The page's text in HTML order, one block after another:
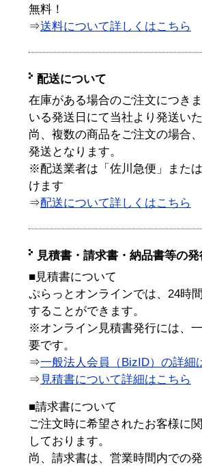
無料！
⇒送料について詳しくはこちら
配送について
在庫がある場合のご注文につき
いる発送日にて当社より発送い
尚、複数の商品をご注文の場合
発送となります。
※配送業者は「佐川急便」また
けます
⇒配送について詳しくはこちら
見積書・請求書・納品書等の
■見積書について
ぷらっとオンラインでは、24時
することができます。
※オンライン見積書発行には、
要です。
⇒一般法人会員（BizID）の詳細
⇒ 見積書について詳細はこちら
■請求書について
ご注文時に希望されたお客様に
しております。
尚、請求書は、営業時間内での